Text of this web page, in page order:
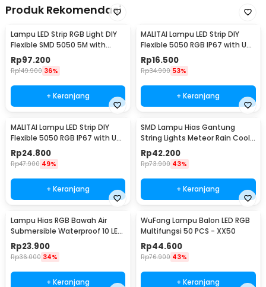
Produk Rekomendasi
Lampu LED Strip RGB Light DIY
Flexible SMD 5050 5M with
Remote
Rp97.200
Rp149.900 36%
+ Keranjang
MALITAI Lampu LED Strip DIY
Flexible 5050 RGB IP67 with USB
Controller 1M - SMD2835
Rp16.500
Rp34.900 53%
+ Keranjang
MALITAI Lampu LED Strip DIY
Flexible 5050 RGB IP67 with USB
Controller 2M - SMD2835
Rp24.800
Rp47.900 49%
+ Keranjang
SMD Lampu Hias Gantung
String Lights Meteor Rain Cool
White 30cm 8 PCS
Rp42.200
Rp73.900 43%
+ Keranjang
Lampu Hias RGB Bawah Air
Submersible Waterproof 10 LED
with Remote - 13017
Rp23.900
Rp36.000 34%
+ Keranjang
WuFang Lampu Balon LED RGB
Multifungsi 50 PCS - XX50
Rp44.600
Rp76.900 43%
+ Keranjang